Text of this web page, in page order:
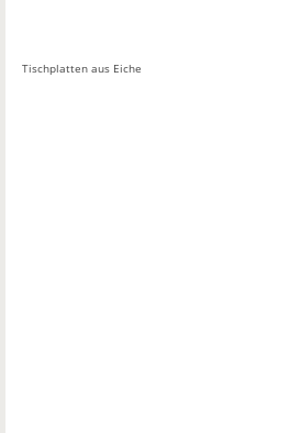
Tischplatten aus Eiche